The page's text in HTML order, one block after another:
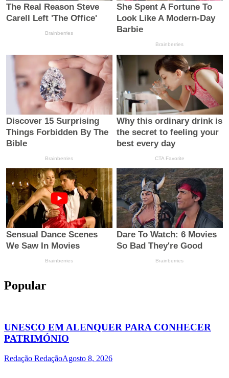
Popular
UNESCO EM ALENQUER PARA CONHECER
PATRIMÓNIO
Redação RedaçãoAgosto 8, 2026